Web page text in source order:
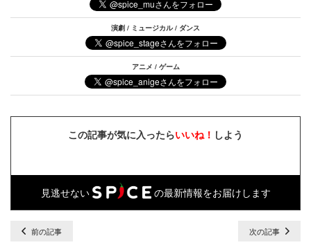
演劇 / ミュージカル / ダンス
アニメ / ゲーム
この記事が気に入ったらいいね！ しよう
見逃せない の最新情報をお届けします
前の記事 次の記事